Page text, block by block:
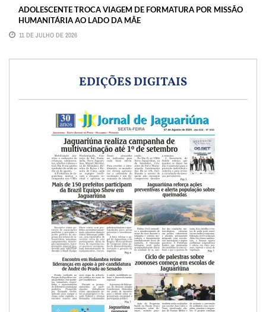
ADOLESCENTE TROCA VIAGEM DE FORMATURA POR MISSÃO
HUMANITÁRIA AO LADO DA MÃE
11 DE JULHO DE 2026
EDIÇÕES DIGITAIS